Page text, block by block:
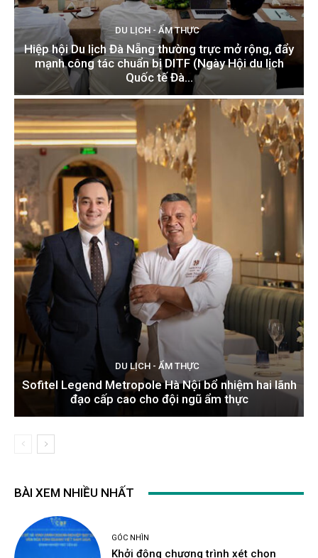
DU LỊCH - ẨM THỰC
Hiệp hội Du lịch Đà Nẵng thường trực mở rộng, đẩy
mạnh công tác chuẩn bị DITF (Ngày Hội du lịch
Quốc tế Đà...
DU LỊCH - ẨM THỰC
Sofitel Legend Metropole Hà Nội bổ nhiệm hai lãnh
đạo cấp cao cho đội ngũ ẩm thực
BÀI XEM NHIỀU NHẤT
GÓC NHÌN
Khởi động chương trình xét chọn